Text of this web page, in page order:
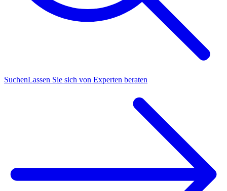
SuchenLassen Sie sich von Experten beraten